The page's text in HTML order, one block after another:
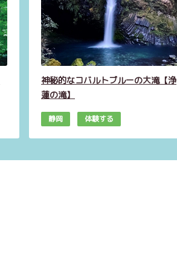
神秘的なコバルトブルーの大滝【浄
蓮の滝】
静岡 体験する